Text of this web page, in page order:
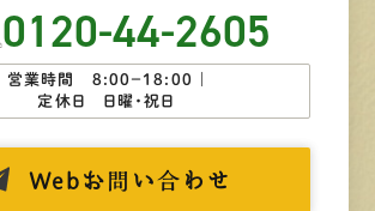
0120-44-2605
営業時間 8:00−18:00 ｜
定休日 日曜・祝日
Web お問い合わせ